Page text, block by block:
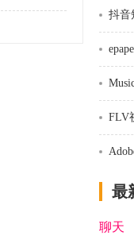
抖音
最
聊天